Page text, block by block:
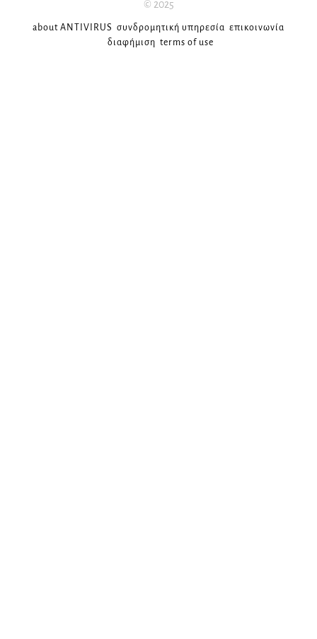
© 2025
about ANTIVIRUS συνδρομητική υπηρεσία επικοινωνία
διαφήμιση terms of use